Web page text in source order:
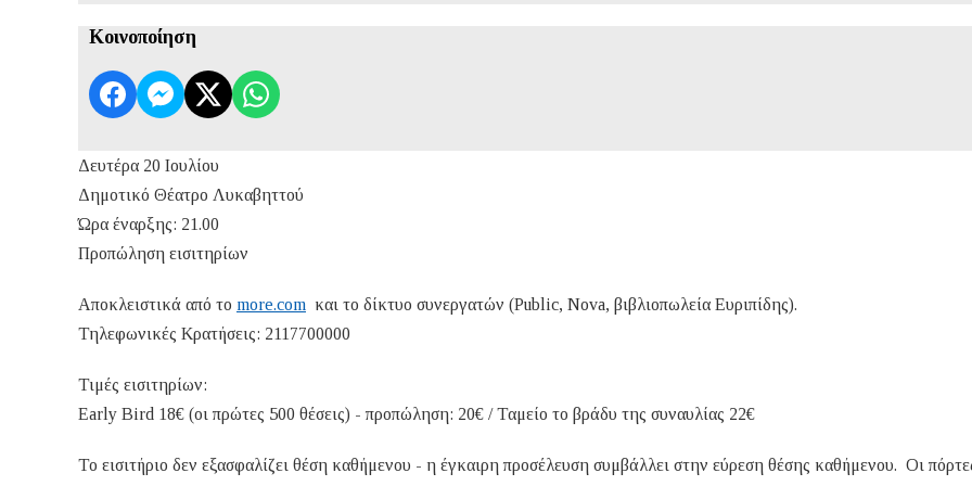
Κοινοποίηση
Δευτέρα 20 Ιουλίου
Δημοτικό Θέατρο Λυκαβηττού
Ώρα έναρξης: 21.00
Προπώληση εισιτηρίων
Αποκλειστικά από το more.com και το δίκτυο συνεργατών (Public, Nova, βιβλιοπωλεία Ευριπίδης).
Τηλεφωνικές Κρατήσεις: 2117700000
Τιμές εισιτηρίων:
Early Bird 18€ (οι πρώτες 500 θέσεις) - προπώληση: 20€ / Ταμείο το βράδυ της συναυλίας 22€
Το εισιτήριο δεν εξασφαλίζει θέση καθήμενου - η έγκαιρη προσέλευση συμβάλλει στην εύρεση θέσης καθήμενου. Οι